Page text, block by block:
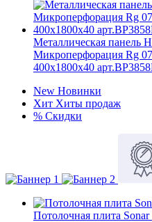
Металлическая панель
Микроперфорация Rg
400x1800x40
New Новинки
Хит Хиты продаж
% Скидки
Потолочная плита